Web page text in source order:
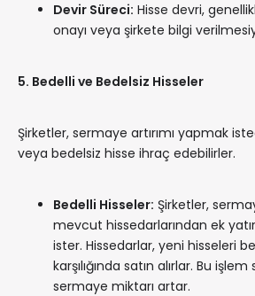
Devir Süreci: Hisse devri,
onayı veya şirkete bilgi
5. Bedelli ve Bedelsiz Hisseler
Şirketler, sermaye artırımı yapmak
veya bedelsiz hisse ihraç edebilirler.
Bedelli Hisseler: Şirketler,
mevcut hissedarlarından ek
ister. Hissedarlar, yeni hisseleri
karşılığında satın alırlar. Bu
sermaye miktarı artar.